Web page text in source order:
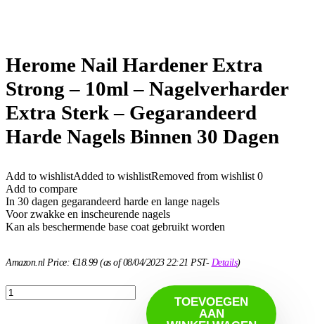
Herome Nail Hardener Extra
Strong – 10ml – Nagelverharder
Extra Sterk – Gegarandeerd
Harde Nagels Binnen 30 Dagen
Add to wishlistAdded to wishlistRemoved from wishlist 0
Add to compare
In 30 dagen gegarandeerd harde en lange nagels
Voor zwakke en inscheurende nagels
Kan als beschermende base coat gebruikt worden
Amazon.nl Price: €18.99(as of 08/04/2023 22:21 PST- Details)
TOEVOEGEN
AAN